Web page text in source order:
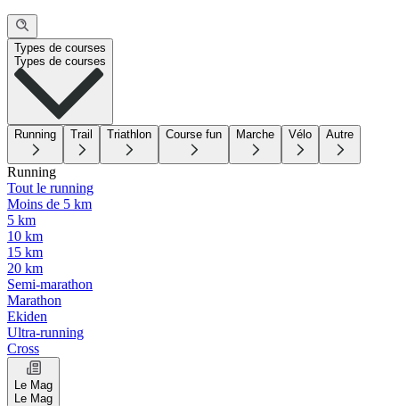
Types de courses
Types de courses
Running Trail Triathlon Course fun Marche Vélo Autre
Running
Tout le running
Moins de 5 km
5 km
10 km
15 km
20 km
Semi-marathon
Marathon
Ekiden
Ultra-running
Cross
Le Mag
Le Mag